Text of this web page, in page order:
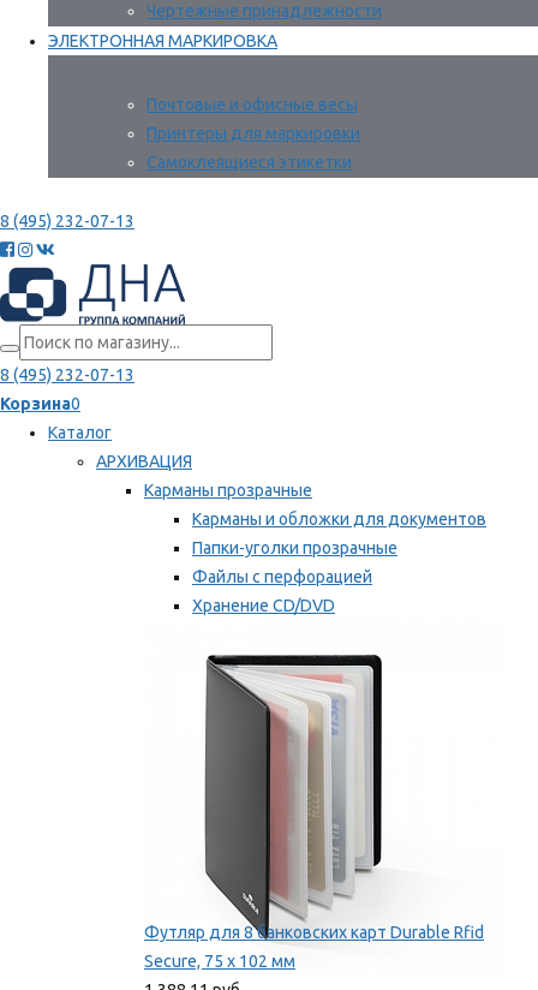
Чертежные принадлежности
ЭЛЕКТРОННАЯ МАРКИРОВКА
Почтовые и офисные весы
Принтеры для маркировки
Самоклеящиеся этикетки
8 (495) 232-07-13
8 (495) 232-07-13
Корзина0
Каталог
АРХИВАЦИЯ
Карманы прозрачные
Карманы и обложки для документов
Папки-уголки прозрачные
Файлы с перфорацией
Хранение CD/DVD
Мы рекомендуем
Футляр для 8 банковских карт Durable Rfid
Secure, 75 х 102 мм